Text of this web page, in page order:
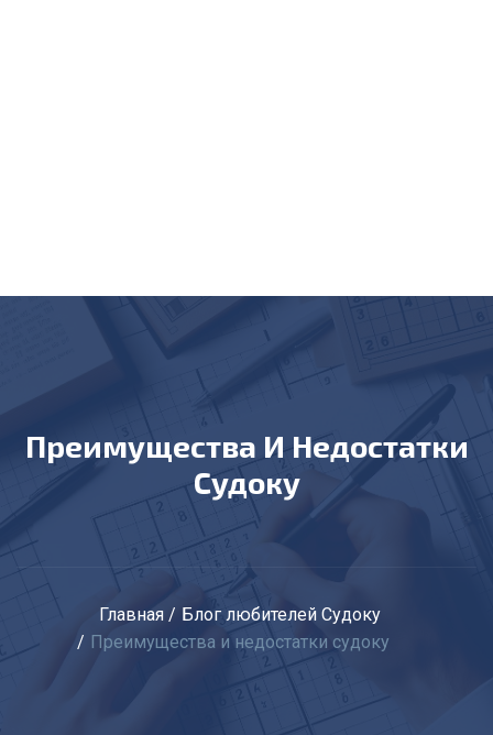
Преимущества И Недостатки
Судоку
Главная
Блог любителей Судоку
Преимущества и недостатки судоку